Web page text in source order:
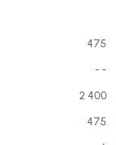
475
- -
2 400
475